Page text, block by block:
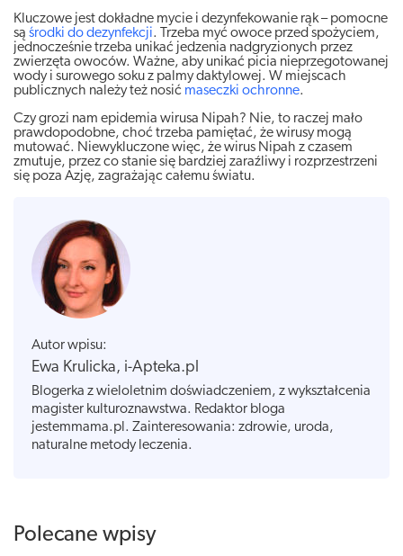
Kluczowe jest dokładne mycie i dezynfekowanie rąk – pomocne
są środki do dezynfekcji. Trzeba myć owoce przed spożyciem,
jednocześnie trzeba unikać jedzenia nadgryzionych przez
zwierzęta owoców. Ważne, aby unikać picia nieprzegotowanej
wody i surowego soku z palmy daktylowej. W miejscach
publicznych należy też nosić maseczki ochronne.
Czy grozi nam epidemia wirusa Nipah? Nie, to raczej mało
prawdopodobne, choć trzeba pamiętać, że wirusy mogą
mutować. Niewykluczone więc, że wirus Nipah z czasem
zmutuje, przez co stanie się bardziej zaraźliwy i rozprzestrzeni
się poza Azję, zagrażając całemu światu.
Autor wpisu:
Ewa Krulicka, i-Apteka.pl
Blogerka z wieloletnim doświadczeniem, z wykształcenia
magister kulturoznawstwa. Redaktor bloga
jestemmama.pl. Zainteresowania: zdrowie, uroda,
naturalne metody leczenia.
Polecane wpisy